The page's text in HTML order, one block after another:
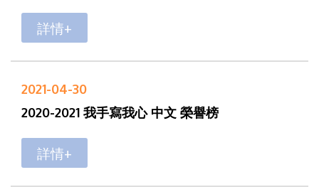
詳情+
2021-04-30
2020-2021 我手寫我心 中文 榮譽榜
詳情+